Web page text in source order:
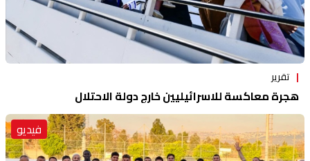
تقرير
هجرة معاكسة للاسرائيليين خارج دولة الاحتلال
فيديو